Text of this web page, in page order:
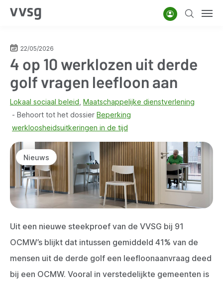
Overslaan
inhoud
AccountZoeken
22/05/2026
4 op 10 werklozen uit derde
golf vragen leefloon aan
Lokaal sociaal beleid Maatschappelijke dienstverlening
Behoort tot het dossier Beperking
werkloosheidsuitkeringen in de tijd
Nieuws
Uit een nieuwe steekproef van de VVSG bij 91
OCMW’s blijkt dat intussen gemiddeld 41% van de
mensen uit de derde golf een leefloonaanvraag deed
bij een OCMW. Vooral in verstedelijkte gemeenten is